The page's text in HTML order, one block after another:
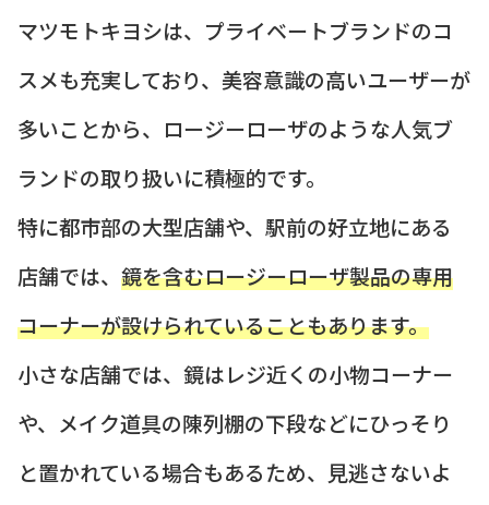
マツモトキヨシは、プライベートブランドのコ
スメも充実しており、美容意識の高いユーザーが
多いことから、ロージーローザのような人気ブ
ランドの取り扱いに積極的です。
特に都市部の大型店舗や、駅前の好立地にある
店舗では、 鏡を含むロージーローザ製品の専用
コーナーが設けられていることもあります。
小さな店舗では、鏡はレジ近くの小物コーナー
や、メイク道具の陳列棚の下段などにひっそり
と置かれている場合もあるため、見逃さないよ